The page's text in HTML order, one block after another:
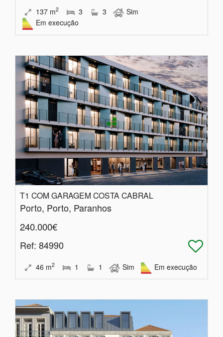
137 m2 3 3
Sim
Em execução
T1 COM GARAGEM COSTA CABRAL
Porto, Porto, Paranhos
240.000€
Ref: 84990
46 m2 1 1 Sim Em execução